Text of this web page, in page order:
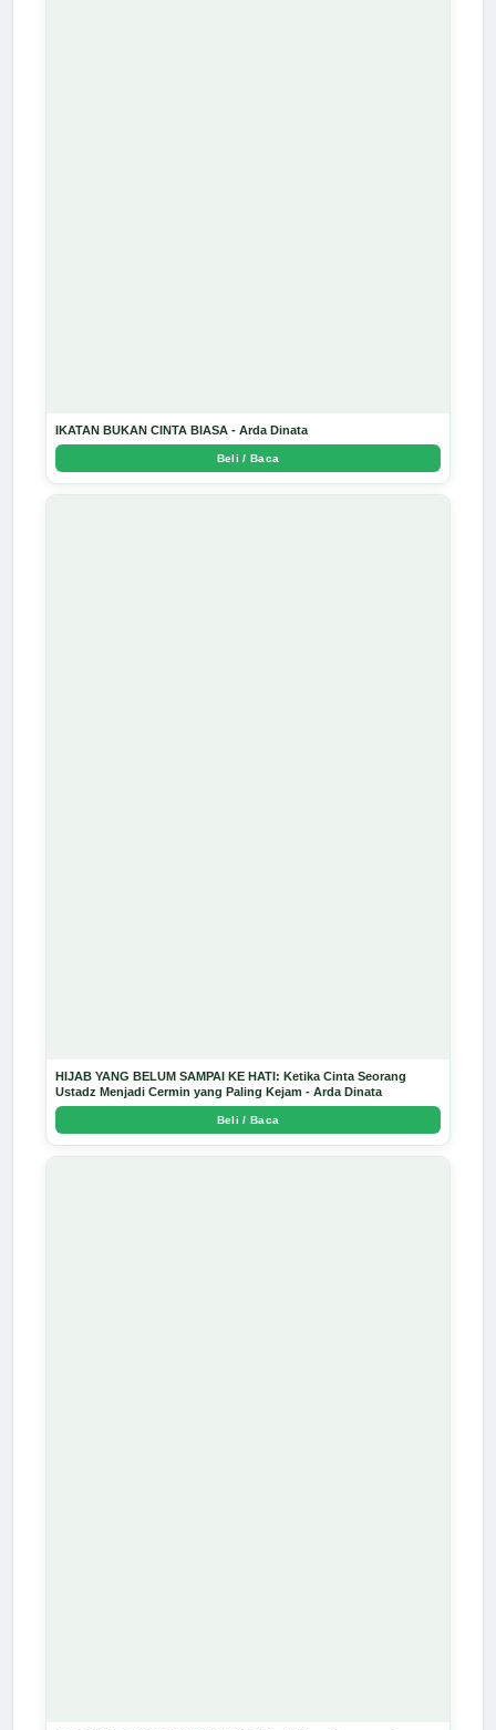
IKATAN BUKAN CINTA BIASA - Arda Dinata
Beli / Baca
HIJAB YANG BELUM SAMPAI KE HATI: Ketika Cinta Seorang
Ustadz Menjadi Cermin yang Paling Kejam - Arda Dinata
Beli / Baca